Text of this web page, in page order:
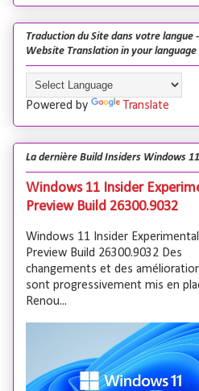
Traduction du Site dans votre langue -
Website Translation in your language
Powered by Translate
La dernière Build Insiders Windows
Windows 11 Insider
Preview Build 26300.9032
Windows 11 Insider Experimental
Preview Build 26300.9032 Des
changements et des
sont progressivement mis en
Renou...